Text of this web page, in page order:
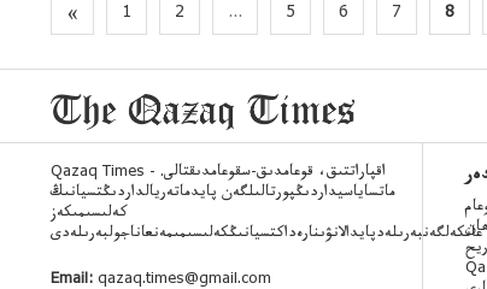
« 1 2 ... 5 6 7 8
Qazaq Times - اقپاراتتىق، قوعامدىق-سقوعامدىقتالى.
ماتساياسيداردىڭپورتالىلگەن پايدماتەريالداردىڭتسيانىڭ
كەلىسىمىكەز
عانكەلگەنبەرىلەدپايدالانۋىنارەداكتسيانىڭكەلىسىمىمەنعاناجولبەرىلەدى
Email: qazaq.times@gmail.com